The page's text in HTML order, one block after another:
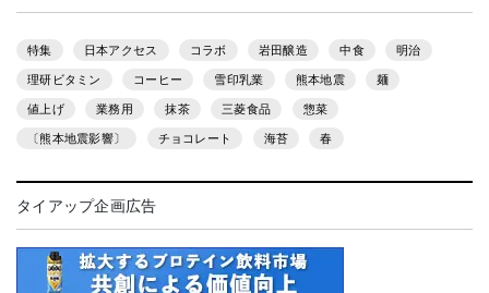
特集 日本アクセス コラボ 岩田醸造 中食 明治
理研ビタミン コーヒー 雪印乳業 熊本地震 麺
値上げ 業務用 抹茶 三菱食品 惣菜
〔熊本地震影響〕 チョコレート 海苔 春
タイアップ企画広告